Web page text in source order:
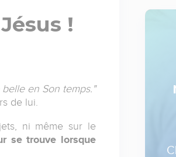
!
en Son temps."
de lui.
ni même sur le
se trouve lorsque